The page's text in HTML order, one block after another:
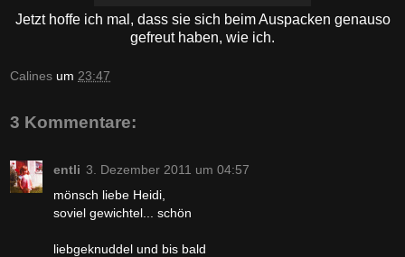
Jetzt hoffe ich mal, dass sie sich beim Auspacken genauso
gefreut haben, wie ich.
Calines um 23:47
3 Kommentare:
entli 3. Dezember 2011 um 04:57
mönsch liebe Heidi,
soviel gewichtel... schön
liebgeknuddel und bis bald